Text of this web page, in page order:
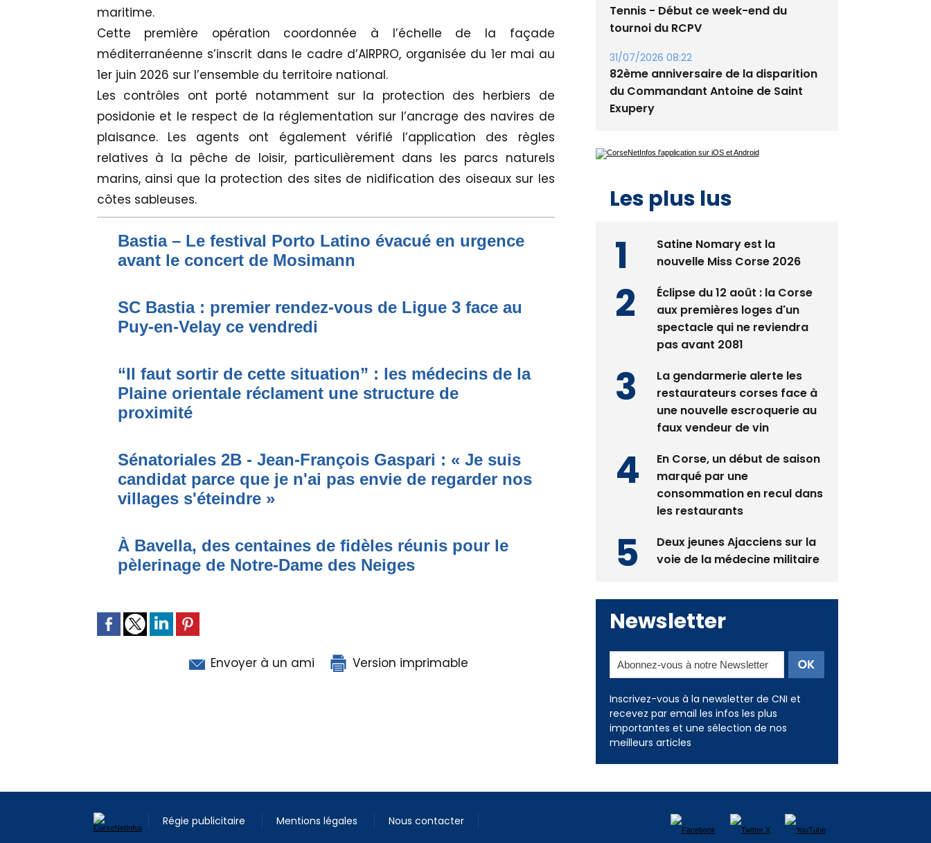
maritime.
Cette première opération coordonnée à l’échelle de la façade
méditerranéenne s’inscrit dans le cadre d’AIRPRO, organisée du 1er mai au
1er juin 2026 sur l’ensemble du territoire national.
Les contrôles ont porté notamment sur la protection des herbiers de
posidonie et le respect de la réglementation sur l’ancrage des navires de
plaisance. Les agents ont également vérifié l’application des règles
relatives à la pêche de loisir, particulièrement dans les parcs naturels
marins, ainsi que la protection des sites de nidification des oiseaux sur les
côtes sableuses.
Bastia – Le festival Porto Latino évacué en urgence
avant le concert de Mosimann
SC Bastia : premier rendez-vous de Ligue 3 face au
Puy-en-Velay ce vendredi
“Il faut sortir de cette situation” : les médecins de la
Plaine orientale réclament une structure de
proximité
Sénatoriales 2B - Jean-François Gaspari : « Je suis
candidat parce que je n'ai pas envie de regarder nos
villages s'éteindre »
À Bavella, des centaines de fidèles réunis pour le
pèlerinage de Notre-Dame des Neiges
Envoyer à un ami Version imprimable
Tennis - Début ce week-end du
tournoi du RCPV
31/07/2026 08:22
82ème anniversaire de la disparition
du Commandant Antoine de Saint
Exupery
Les plus lus
Satine Nomary est la
nouvelle Miss Corse 2026
Éclipse du 12 août : la Corse
aux premières loges d'un
spectacle qui ne reviendra
pas avant 2081
La gendarmerie alerte les
restaurateurs corses face à
une nouvelle escroquerie au
faux vendeur de vin
En Corse, un début de saison
marqué par une
consommation en recul dans
les restaurants
Deux jeunes Ajacciens sur la
voie de la médecine militaire
Newsletter
Inscrivez-vous à la newsletter de CNI et
recevez par email les infos les plus
importantes et une sélection de nos
meilleurs articles
Régie publicitaire Mentions légales Nous contacter